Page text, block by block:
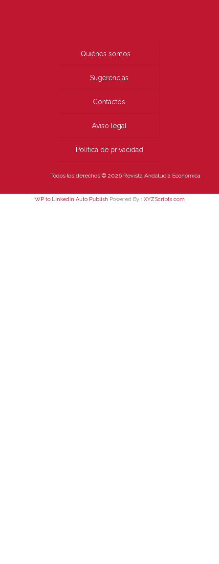
Quiénes somos
Sugerencias
Contactos
Aviso legal
Política de privacidad
Todos los derechos © 2026 Revista Andalucía Económica
WP to LinkedIn Auto Publish Powered By : XYZScripts.com